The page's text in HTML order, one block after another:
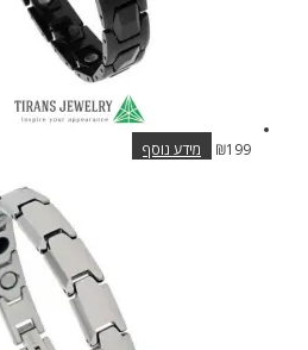
₪199 מידע נוסף